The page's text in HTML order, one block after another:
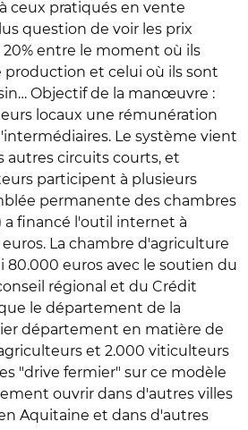
ceux pratiqués en vente
question de voir les prix
entre le moment où ils
et celui où ils sont
Objectif de la manœuvre :
locaux une rémunération
Le système vient
circuits courts, et
participent à plusieurs
permanente des chambres
a financé l'outil internet à
La chambre d'agriculture
80.000 euros avec le soutien du
régional et du Crédit
le département de la
département en matière de
et 2.000 viticulteurs
"drive fermier" sur ce modèle
ouvrir dans d'autres villes
Aquitaine et dans d'autres